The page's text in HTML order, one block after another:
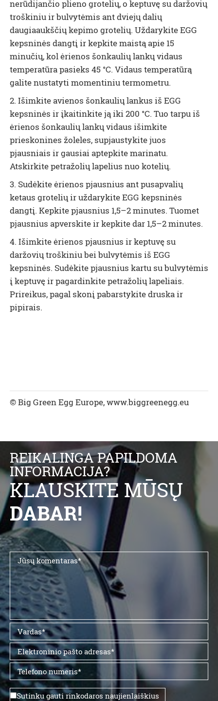
nerūdijančio plieno grotelių, o keptuvę su daržovių
troškiniu ir bulvytėmis ant dviejų dalių
daugiaaukščių kepimo grotelių. Uždarykite EGG
kepsninės dangtį ir kepkite maistą apie 15
minučių, kol ėrienos šonkaulių lankų vidaus
temperatūra pasieks 45 °C. Vidaus temperatūrą
galite nustatyti momentiniu termometru.
2. Išimkite avienos šonkaulių lankus iš EGG
kepsninės ir įkaitinkite ją iki 200 °C. Tuo tarpu iš
ėrienos šonkaulių lankų vidaus išimkite
prieskonines žoleles, supjaustykite juos
pjausniais ir gausiai aptepkite marinatu.
Atskirkite petražolių lapelius nuo kotelių.
3. Sudėkite ėrienos pjausnius ant pusapvalių
ketaus grotelių ir uždarykite EGG kepsninės
dangtį. Kepkite pjausnius 1,5–2 minutes. Tuomet
pjausnius apverskite ir kepkite dar 1,5–2 minutes.
4. Išimkite ėrienos pjausnius ir keptuvę su
daržovių troškiniu bei bulvytėmis iš EGG
kepsninės. Sudėkite pjausnius kartu su bulvytėmis
į keptuvę ir pagardinkite petražolių lapeliais.
Prireikus, pagal skonį pabarstykite druska ir
pipirais.
© Big Green Egg Europe, www.biggreenegg.eu
REIKALINGA PAPILDOMA
INFORMACIJA?
KLAUSKITE MŪSŲ
DABAR!
Sutinku gauti rinkodaros naujienlaiškius